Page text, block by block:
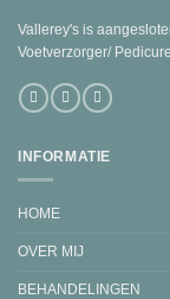
Vallerey's is
Voetverzorger/
INFORMATIE
HOME
OVER MIJ
BEHANDELINGEN